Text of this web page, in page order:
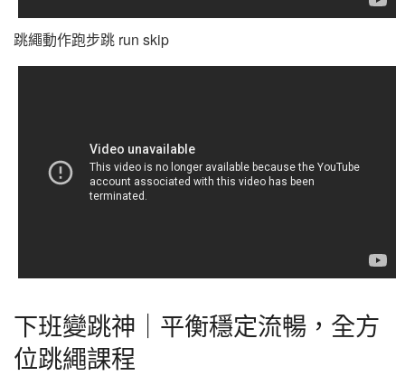
跳繩動作跑步跳 run skip
下班變跳神｜平衡穩定流暢，全方
位跳繩課程